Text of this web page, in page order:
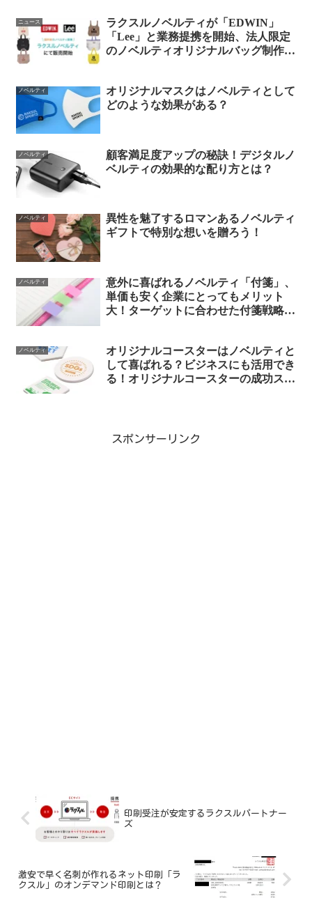
ニュース
ラクスルノベルティが「EDWIN」
「Lee」と業務提携を開始、法人限定
のノベルティオリジナルバッグ制作が
ノベルティ
オリジナルマスクはノベルティとして
どのような効果がある？
ノベルティ
顧客満足度アップの秘訣！デジタルノ
ベルティの効果的な配り方とは？
ノベルティ
異性を魅了するロマンあるノベルティ
ギフトで特別な想いを贈ろう！
ノベルティ
意外に喜ばれるノベルティ「付箋」、
単価も安く企業にとってもメリット
大！ターゲットに合わせた付箋戦略が
ノベルティ
オリジナルコースターはノベルティと
して喜ばれる？ビジネスにも活用でき
る！オリジナルコースターの成功スト
スポンサーリンク
印刷受注が安定するラクスルパートナー
ズ
激安で早く名刺が作れるネット印刷「ラ
クスル」のオンデマンド印刷とは？